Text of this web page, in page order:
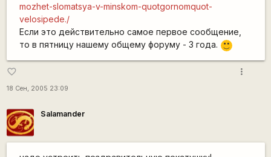
mozhet-slomatsya-v-minskom-quotgornomquot-
velosipede./
Если это действительно самое первое сообщение,
то в пятницу нашему общему форуму - 3 года.
:)
favorite_border
18 Сен, 2005 23:09
more_vert
Salamander